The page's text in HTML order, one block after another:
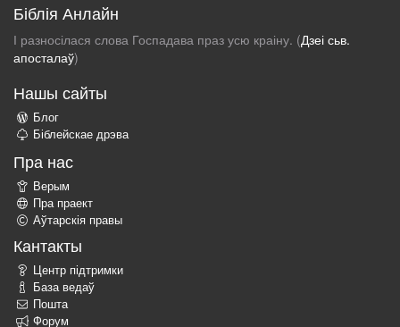
Біблія Анлайн
І разносілася слова Госпадава праз усю краіну. (Дзеі сьв.
апосталаў)
Нашы сайты
Блог
Біблейскае дрэва
Пра нас
Верым
Пра праект
Аўтарскія правы
Кантакты
Центр підтримки
База ведаў
Пошта
Форум